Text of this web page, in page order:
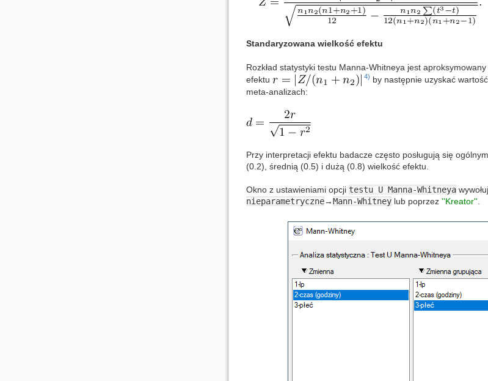
Standaryzowana wielkość efektu
Rozkład statystyki testu Manna-Whitneya jest
efektu
4) by następnie uzyskać wartość
meta-analizach:
Przy interpretacji efektu badacze często posługują się
(0.2), średnią (0.5) i dużą (0.8) wielkość efektu.
Okno z ustawieniami opcji testu U Manna-Whitneya
nieparametryczne→Mann-Whitneylub poprzez ''Kreator''.